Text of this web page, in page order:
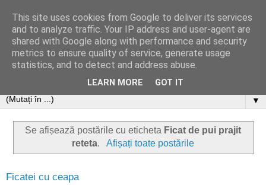
▼
Se afișează postările cu eticheta Ficat de pui prajit
reteta. Afișați toate postările
Ficatei cu ceapa
This site uses cookies from Google to deliver its services
and to analyze traffic. Your IP address and user-agent are
shared with Google along with performance and security
metrics to ensure quality of service, generate usage
statistics, and to detect and address abuse.
LEARN MORE GOT IT